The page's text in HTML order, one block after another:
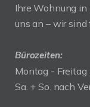
Ihre Wohnung in
uns an – wir sind
Bürozeiten:
Montag -
Sa. + So. nach